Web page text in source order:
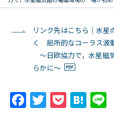
リンク先はこちら｜水
く 局所的なコーラス波
～日欧協力で，水星磁
らかに～
F T P H